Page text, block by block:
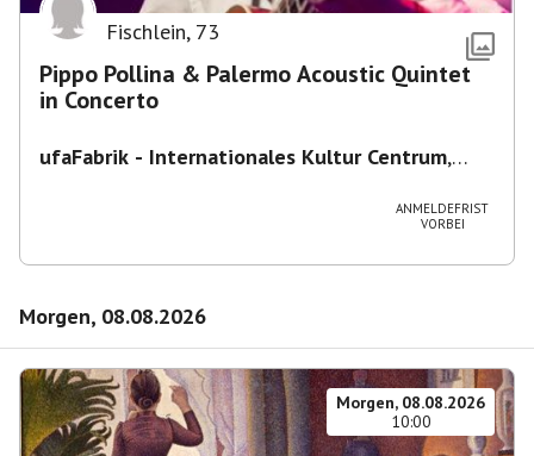
Fischlein, 73
Pippo Pollina & Palermo Acoustic Quintet
in Concerto
ufaFabrik - Internationales Kultur Centrum,
ANMELDEFRIST
VORBEI
Morgen, 08.08.2026
Morgen, 08.08.2026
10:00